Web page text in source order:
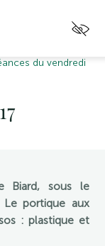
du vendredi
Biard, sous le
portique aux
: plastique et